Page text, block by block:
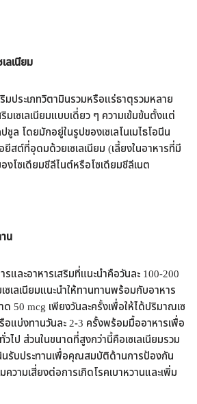
ลเนียม
มประเภทวิตามินรวมหรือแร่ธาตุรวมหลาย
มเซเลเนียมแบบเดี่ยว ๆ ความเข้มข้นตั้งแต่
ล โดยมักอยู่ในรูปของเซเลโนเมไธโอนีน
ยีสต์ที่อุดมด้วยเซเลเนียม (เลี้ยงในอาหารที่มี
งโซเดียมซีลีไนต์หรือโซเดียมซีลีเนต
น
รและอาหารเสริมที่แนะนำคือวันละ 100-200
ซเลเนียมแนะนำให้ทานทานพร้อมกับอาหาร
ด 50 mcg เพียงวันละครั้งเพื่อให้ได้ปริมาณเซ
อแบ่งทานวันละ 2-3 ครั้งพร้อมมื้ออาหารเพื่อ
ไป ส่วนในขนาดที่สูงกว่านี้คือเซเลเนียมรวม
นรับประทานเพื่อคุณสมบัติด้านการป้องกัน
ความเสี่ยงต่อการเกิดโรคเบาหวานและเพิ่ม